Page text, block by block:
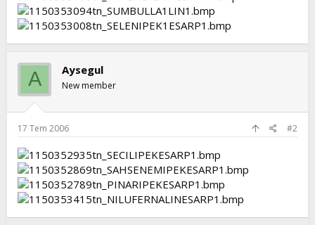
t
a
i
h
A Aysegul
New member
17 Tem 2006 #2